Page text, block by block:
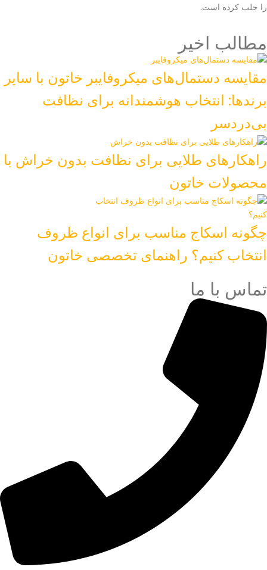
را جلب کرده است.
مطالب اخیر
مقایسه دستمال‌های میکروفایبر خاتون با سایر
برندها: انتخاب هوشمندانه برای نظافت
بی‌دردسر
راهکارهای طلایی برای نظافت بدون خراش با
محصولات خاتون
چگونه اسکاج مناسب برای انواع ظروف
انتخاب کنیم؟ راهنمای تخصصی خاتون
تماس با ما